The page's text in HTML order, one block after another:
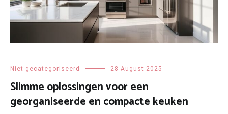
Niet gecategoriseerd 28 August 2025
Slimme oplossingen voor een
georganiseerde en compacte keuken